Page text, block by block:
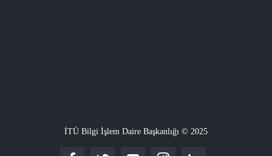
İTÜ Bilgi İşlem Daire Başkanlığı © 2025